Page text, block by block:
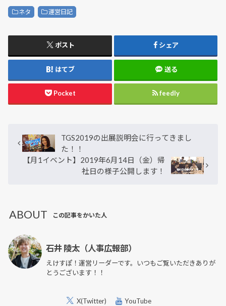
ネタ 運営日記
ポスト シェア
はてブ 送る
Pocket feedly
TGS2019の出展説明会に行ってきまし
た！！
【月1イベント】2019年6月14日（金）帰
社日の様子公開します！
ABOUT この記事をかいた人
石井 陵太（人事広報部）
えけすぽ！運営リーダーです。いつもご覧いただきありが
とうございます！！
X(Twitter) YouTube